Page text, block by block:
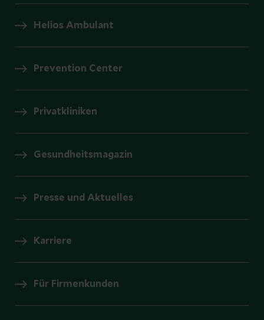
Helios Ambulant
Prevention Center
Privatkliniken
Gesundheitsmagazin
Presse und Aktuelles
Karriere
Für Firmenkunden